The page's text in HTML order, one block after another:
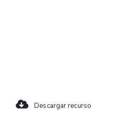
Descargar recurso